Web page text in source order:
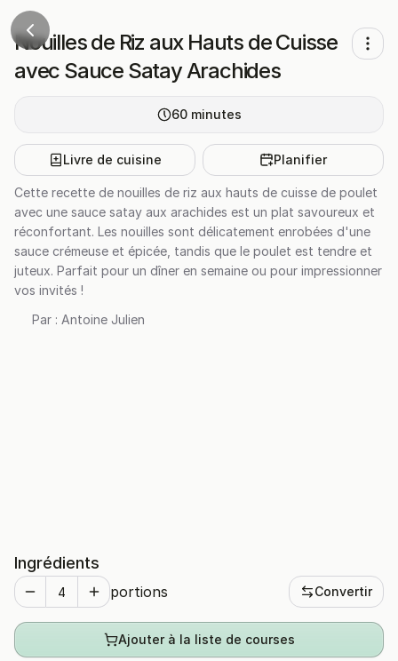
Nouilles de Riz aux Hauts de Cuisse
avec Sauce Satay Arachides
60 minutes
Livre de cuisine Planifier
Cette recette de nouilles de riz aux hauts de cuisse de poulet
avec une sauce satay aux arachides est un plat savoureux et
réconfortant. Les nouilles sont délicatement enrobées d'une
sauce crémeuse et épicée, tandis que le poulet est tendre et
juteux. Parfait pour un dîner en semaine ou pour impressionner
vos invités !
Par : Antoine Julien
Ingrédients
portions Convertir
Ajouter à la liste de courses